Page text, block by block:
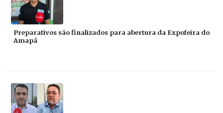
Preparativos são finalizados para abertura da Expofeira do
Amapá